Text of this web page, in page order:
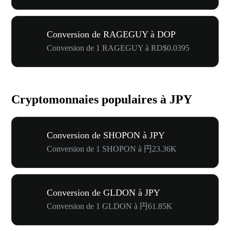
Conversion de RAGEGUY à DOP
Conversion de 1 RAGEGUY à RD$0.0395
Cryptomonnaies populaires à JPY
Conversion de SHOPON à JPY
Conversion de 1 SHOPON à 円23.36K
Conversion de GLDON à JPY
Conversion de 1 GLDON à 円61.85K